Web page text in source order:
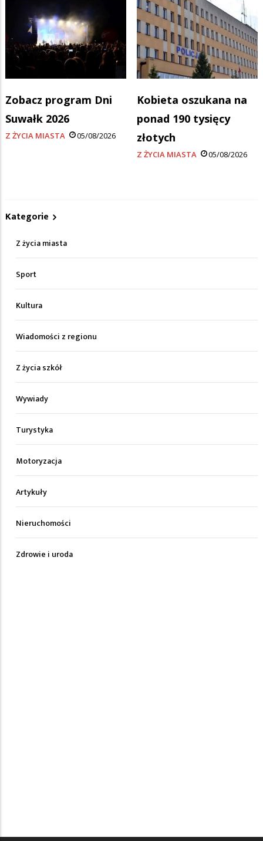
Zobacz program Dni
Suwałk 2026
Z ŻYCIA MIASTA 05/08/2026
Kobieta oszukana na
ponad 190 tysięcy
złotych
Z ŻYCIA MIASTA 05/08/2026
Kategorie
Z życia miasta
Sport
Kultura
Wiadomości z regionu
Z życia szkół
Wywiady
Turystyka
Motoryzacja
Artykuły
Nieruchomości
Zdrowie i uroda